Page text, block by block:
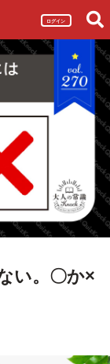
ログイン
い。〇か×